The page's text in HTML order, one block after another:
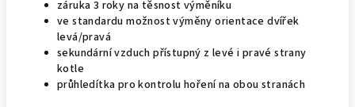
záruka 3 roky na těsnost výměníku
ve standardu možnost výměny orientace dvířek
levá/pravá
sekundární vzduch přístupný z levé i pravé strany
kotle
průhledítka pro kontrolu hoření na obou stranách